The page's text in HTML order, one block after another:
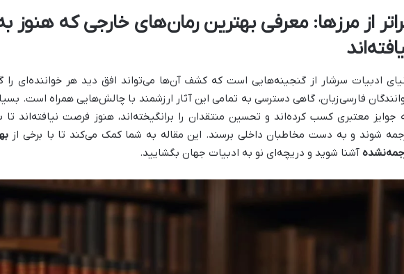
از مرزها: معرفی بهترین رمان‌های خارجی که هنوز
ادبیات سرشار از گنجینه‌هایی است که کشف آن‌ها می‌تواند افق دید هر خواننده‌ای
فارسی‌زبان، گاهی دسترسی به تمامی این آثار ارزشمند با چالش‌هایی همراه است.
جوایز معتبری کسب کرده‌اند و تحسین منتقدان را برانگیخته‌اند، هنوز فرصت نیافته‌اند
شوند و به دست مخاطبان داخلی برسند. این مقاله به شما کمک می‌کند تا با برخی از
آشنا شوید و دریچه‌ای نو به ادبیات جهان بگشایید.